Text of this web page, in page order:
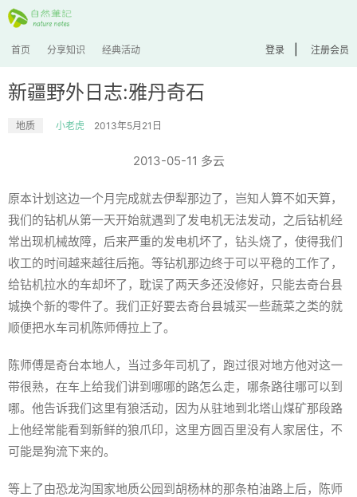
首页 分享知识 经典活动 登录 注册会员
新疆野外日志:雅丹奇石
地质 小老虎 2013年5月21日
2013-05-11 多云
原本计划这边一个月完成就去伊犁那边了，岂知人算不如天算，
我们的钻机从第一天开始就遇到了发电机无法发动，之后钻机经
常出现机械故障，后来严重的发电机坏了，钻头烧了，使得我们
收工的时间越来越往后拖。等钻机那边终于可以平稳的工作了，
给钻机拉水的车却坏了，耽误了两天多还没修好，只能去奇台县
城换个新的零件了。我们正好要去奇台县城买一些蔬菜之类的就
顺便把水车司机陈师傅拉上了。
陈师傅是奇台本地人，当过多年司机了，跑过很对地方他对这一
带很熟，在车上给我们讲到哪哪的路怎么走，哪条路往哪可以到
哪。他告诉我们这里有狼活动，因为从驻地到北塔山煤矿那段路
上他经常能看到新鲜的狼爪印，这里方圆百里没有人家居住，不
可能是狗流下来的。
等上了由恐龙沟国家地质公园到胡杨林的那条柏油路上后，陈师